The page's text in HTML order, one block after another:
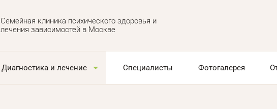
Семейная клиника психического здоровья и
лечения зависимостей в Москве
Диагностика и лечение Специалисты Фотогалерея